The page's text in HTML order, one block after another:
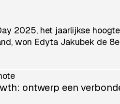
2025, het jaarlijkse
won Edyta Jakubek de 8e
ontwerp een